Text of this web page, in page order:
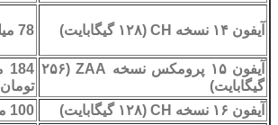
آیفون ۱۴ نسخه CH (۱۲۸ گیگابایت) 78 میلیون تومان
آیفون ۱۵ پرومکس نسخه ZAA (۲۵۶
گیگابایت)
تومان
آیفون ۱۶ نسخه CH (۱۲۸ گیگابایت)
100 میلیون تومان